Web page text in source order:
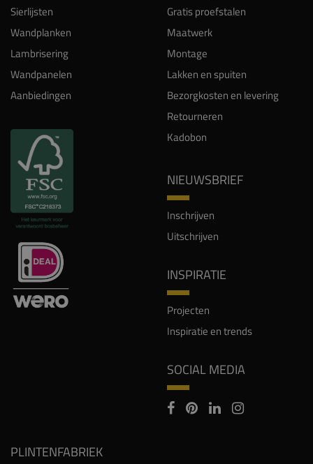
Sierlijsten
Wandplanken
Lambrisering
Wandpanelen
Aanbiedingen
Gratis proefstalen
Maatwerk
Montage
Lakken en spuiten
Bezorgkosten en levering
Retourneren
Kadobon
NIEUWSBRIEF
Inschrijven
Uitschrijven
INSPIRATIE
Projecten
Inspiratie en trends
SOCIAL MEDIA
PLINTENFABRIEK